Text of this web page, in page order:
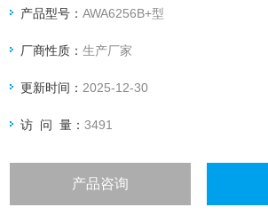
应——测量仪器》。
产品型号：AWA6256B+型
厂商性质：生产厂家
更新时间： 2025-12-30
访 问 量：3491
产品咨询